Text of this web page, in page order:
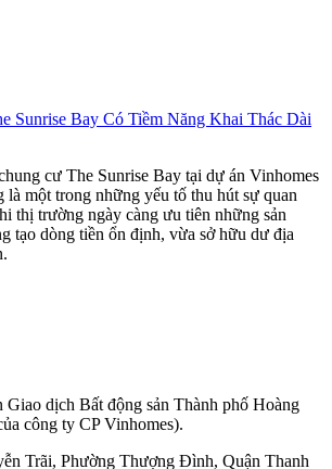
Sunrise Bay Có Tiềm Năng Khai Thác Dài
cư The Sunrise Bay tại dự án Vinhomes
một trong những yếu tố thu hút sự quan
thị trường ngày càng ưu tiên những sản
tạo dòng tiền ổn định, vừa sở hữu dư địa
Giao dịch Bất động sản Thành phố Hoàng
công ty CP Vinhomes).
Trãi, Phường Thượng Đình, Quận Thanh